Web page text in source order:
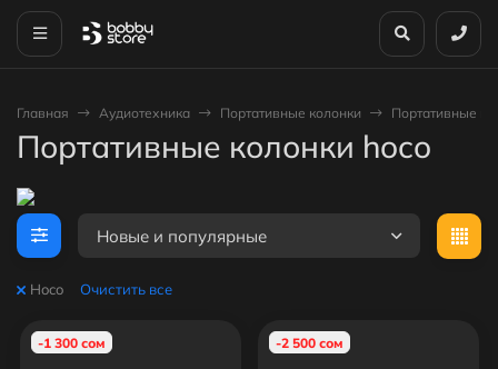
Главная Аудиотехника Портативные колонки Портативные
Портативные колонки hoco
Новые и популярные
Hoco Очистить все
-1 300 сом -2 500 сом